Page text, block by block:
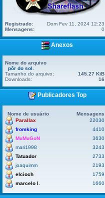
Registrado:
Dom Fev 11, 2024 12:23
Mensagens:
0
Anexos
Nome do arquivo
pôr do sol.
Tamanho do arquivo:
145.27 KiB
Downloads:
16
Publicadores Top
Nome de usuário
Mensagens
Parallax
22030
fromking
4410
MuMuGoN
3630
mari1998
3243
Tatuador
2733
joaquimm
2193
elcioch
1759
marcelo l.
1660